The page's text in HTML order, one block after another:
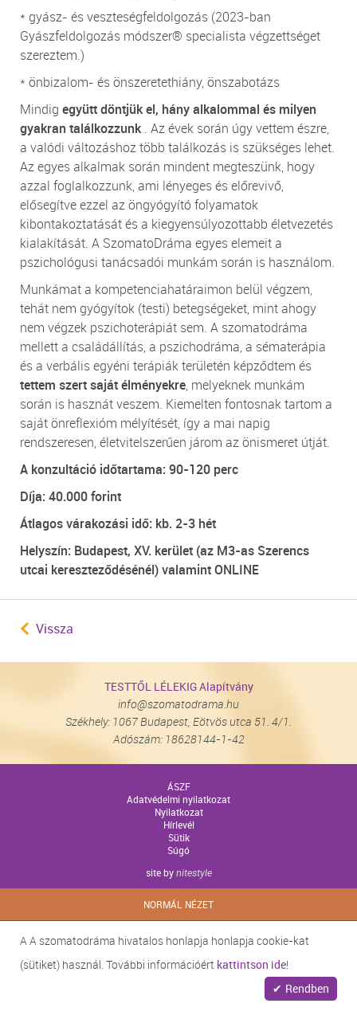
* gyász- és veszteségfeldolgozás (2023-ban
Gyászfeldolgozás módszer® specialista végzettséget
szereztem.)
* önbizalom- és önszeretethiány, önszabotázs
Mindig együtt döntjük el, hány alkalommal és milyen
gyakran találkozzunk . Az évek során úgy vettem észre,
a valódi változáshoz több találkozás is szükséges lehet.
Az egyes alkalmak során mindent megteszünk, hogy
azzal foglalkozzunk, ami lényeges és előrevivő,
elősegítve ezzel az öngyógyító folyamatok
kibontakoztatását és a kiegyensúlyozottabb életvezetés
kialakítását. A SzomatoDráma egyes elemeit a
pszichológusi tanácsadói munkám során is használom.
Munkámat a kompetenciahatáraimon belül végzem,
tehát nem gyógyítok (testi) betegségeket, mint ahogy
nem végzek pszichoterápiát sem. A szomatodráma
mellett a családállítás, a pszichodráma, a sématerápia
és a verbális egyéni terápiák területén képződtem és
tettem szert saját élményekre, melyeknek munkám
során is hasznát veszem. Kiemelten fontosnak tartom a
saját önreflexióm mélyítését, így a mai napig
rendszeresen, életvitelszerűen járom az önismeret útját.
A konzultáció időtartama: 90-120 perc
Díja: 40.000 forint
Átlagos várakozási idő: kb. 2-3 hét
Helyszín: Budapest, XV. kerület (az M3-as Szerencs
utcai kereszteződésénél) valamint ONLINE
Vissza
TESTTŐL LÉLEKIG Alapítvány
info@szomatodrama.hu
Székhely: 1067 Budapest, Eötvös utca 51. 4/1.
Adószám: 18628144-1-42
ÁSZF
Adatvédelmi nyilatkozat
Nyilatkozat
Hírlevél
Sütik
Súgó
site bynitestyle
NORMÁL NÉZET
A A szomatodráma hivatalos honlapja honlapja cookie-kat
(sütiket) használ. További információért kattintson ide!
Rendben